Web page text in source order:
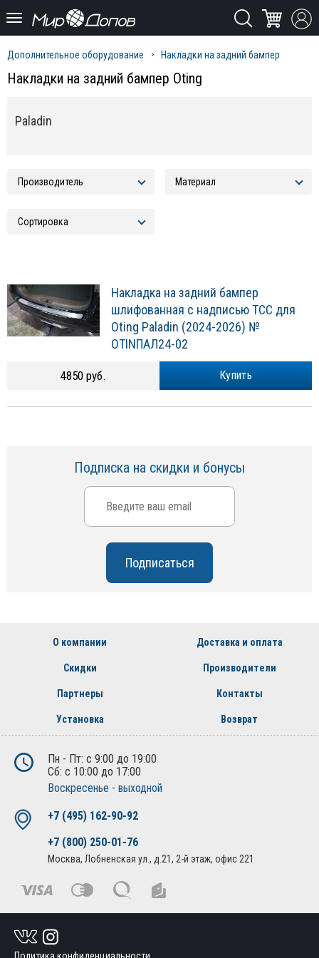
Дополнительное оборудование Накладки на задний бампер
Накладки на задний бампер Oting
Paladin
Накладка на задний бампер
шлифованная с надписью ТСС для
Oting Paladin (2024-2026) №
OTINПАЛ24-02
Купить
4850 руб.
Подписка на скидки и бонусы
О компании Доставка и оплата
Скидки Производители
Партнеры Контакты
Установка Возврат
Пн - Пт: с 9:00 до 19:00
Сб: с 10:00 до 17:00
Воскресенье - выходной
+7 (495) 162-90-92
+7 (800) 250-01-76
Москва, Лобненская ул., д.21, 2-й этаж, офис 221